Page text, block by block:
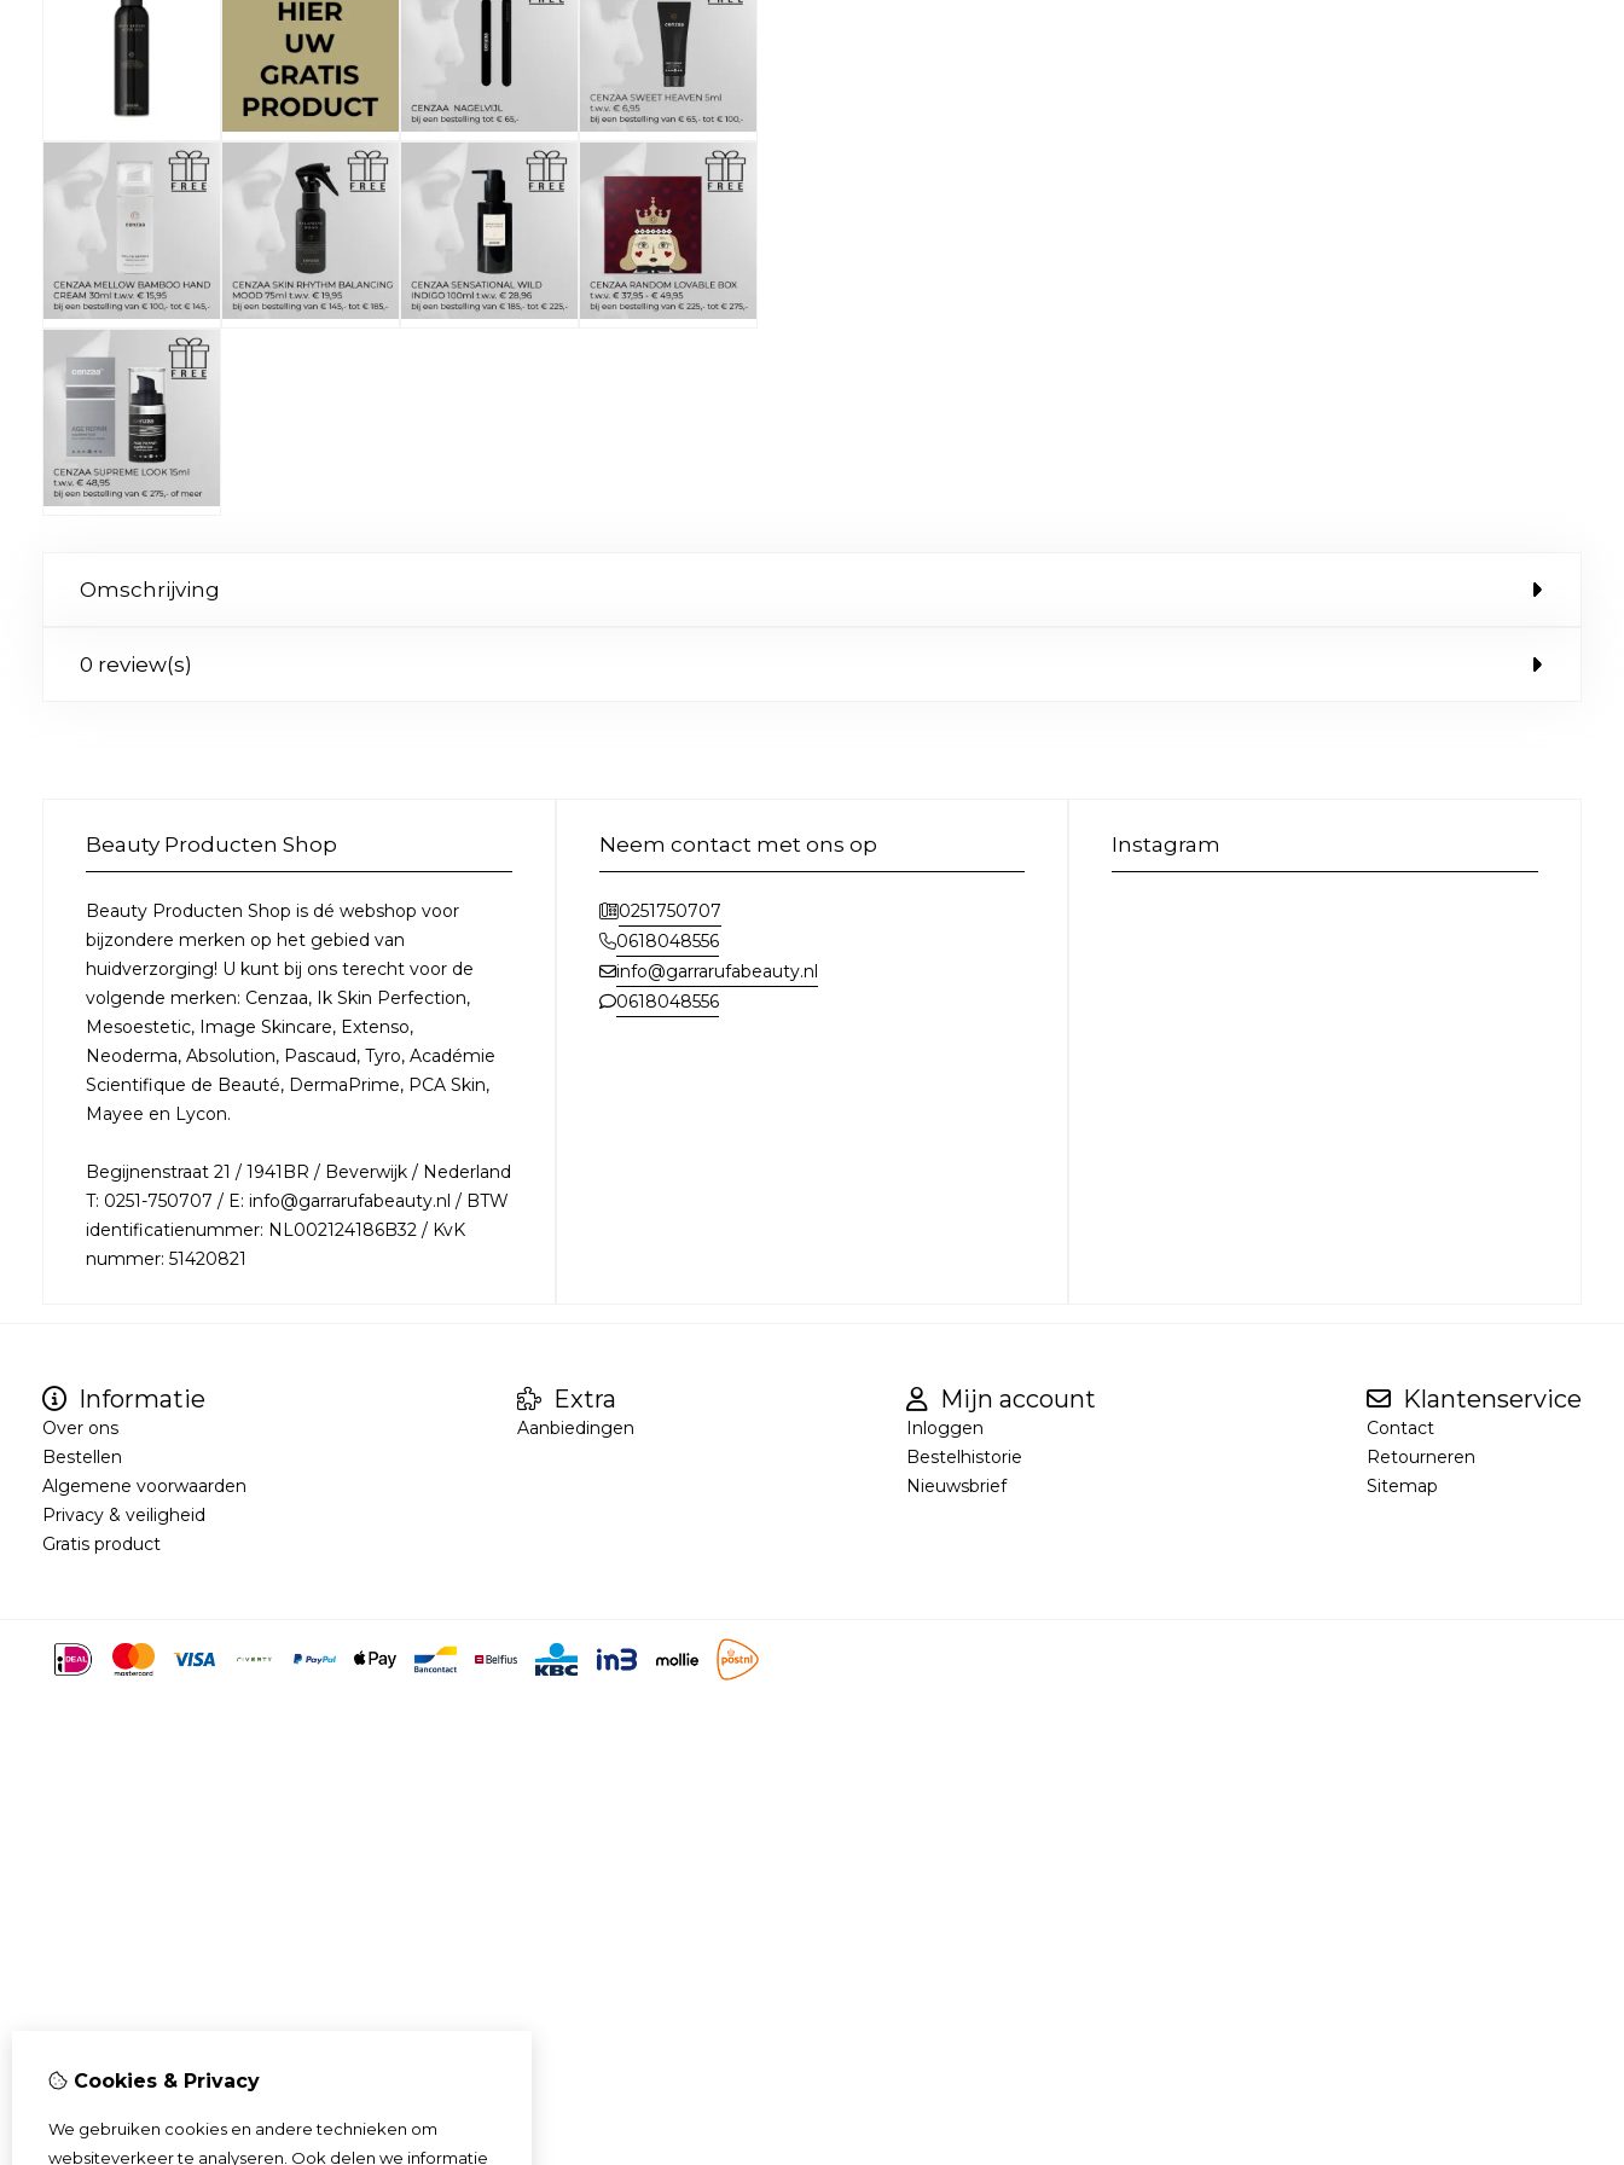
Omschrijving
0 review(s)
Beauty Producten Shop
Beauty Producten Shop is dé webshop voor
bijzondere merken op het gebied van
huidverzorging! U kunt bij ons terecht voor de
volgende merken: Cenzaa, Ik Skin Perfection,
Mesoestetic, Image Skincare, Extenso,
Neoderma, Absolution, Pascaud, Tyro, Académie
Scientifique de Beauté, DermaPrime, PCA Skin,
Mayee en Lycon.
Begijnenstraat 21 / 1941BR / Beverwijk / Nederland
T: 0251-750707 / E: info@garrarufabeauty.nl / BTW
identificatienummer: NL002124186B32 / KvK
nummer: 51420821
Neem contact met ons op
0251750707
0618048556
info@garrarufabeauty.nl
0618048556
Instagram
Informatie
Over ons
Bestellen
Algemene voorwaarden
Privacy & veiligheid
Gratis product
Extra
Aanbiedingen
Mijn account
Inloggen
Bestelhistorie
Nieuwsbrief
Klantenservice
Contact
Retourneren
Sitemap
Cookies & Privacy
We gebruiken cookies en andere technieken om
websiteverkeer te analyseren. Ook delen we informatie